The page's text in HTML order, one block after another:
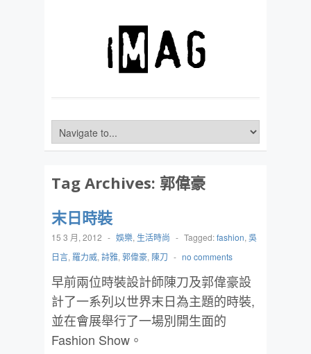
Tag Archives: 郭偉豪
末日時裝
15 3 月, 2012 - 娛樂, 生活時尚 - Tagged:fashion, 吳
日言, 羅力威, 詩雅, 郭偉豪, 陳刀 - no comments
早前兩位時裝設計師陳刀及郭偉豪設
計了一系列以世界末日為主題的時裝,
並在會展舉行了一場別開生面的
Fashion Show。